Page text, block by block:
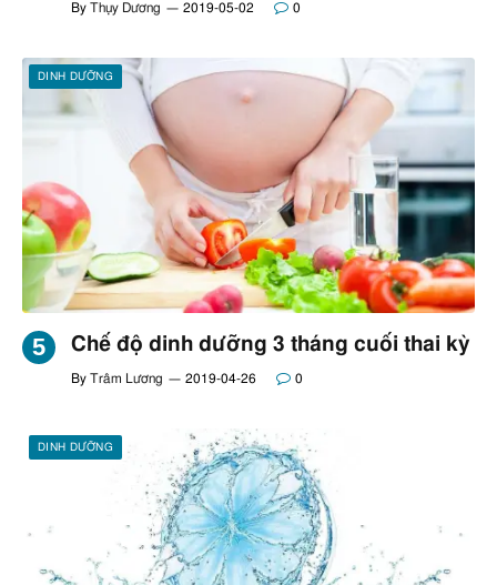
By Thụy Dương 2019-05-02 0
DINH DƯỠNG
Chế độ dinh dưỡng 3 tháng cuối thai kỳ
By Trâm Lương 2019-04-26 0
DINH DƯỠNG